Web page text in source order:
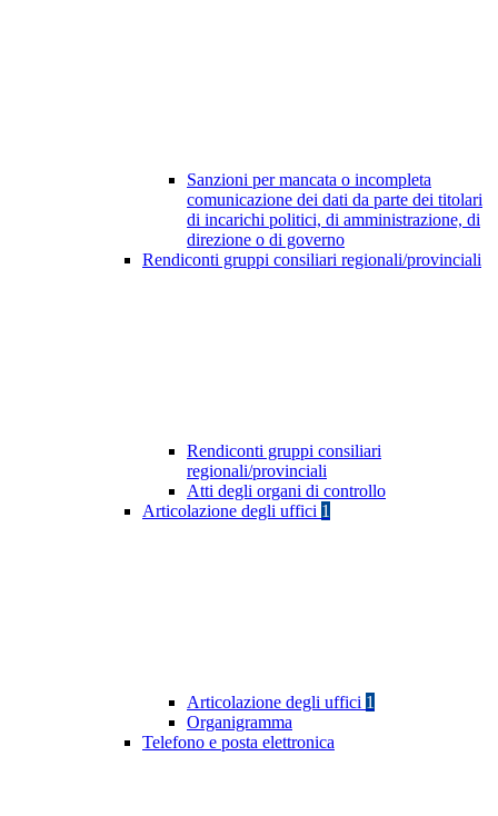
Sanzioni per mancata o incompleta
comunicazione dei dati da parte dei titolari
di incarichi politici, di amministrazione, di
direzione o di governo
Rendiconti gruppi consiliari regionali/provinciali
Rendiconti gruppi consiliari
regionali/provinciali
Atti degli organi di controllo
Articolazione degli uffici 1
Articolazione degli uffici 1
Organigramma
Telefono e posta elettronica